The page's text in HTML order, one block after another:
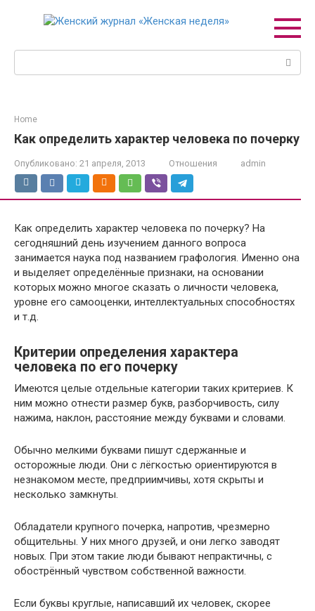
Поиск:
Home
Как определить характер человека по почерку
Опубликовано: 21 апреля, 2013 Отношения admin
Как определить характер человека по почерку? На
сегодняшний день изучением данного вопроса
занимается наука под названием графология. Именно она
и выделяет определённые признаки, на основании
которых можно многое сказать о личности человека,
уровне его самооценки, интеллектуальных способностях
и т.д.
Критерии определения характера
человека по его почерку
Имеются целые отдельные категории таких критериев. К
ним можно отнести размер букв, разборчивость, силу
нажима, наклон, расстояние между буквами и словами.
Обычно мелкими буквами пишут сдержанные и
осторожные люди. Они с лёгкостью ориентируются в
незнакомом месте, предприимчивы, хотя скрыты и
несколько замкнуты.
Обладатели крупного почерка, напротив, чрезмерно
общительны. У них много друзей, и они легко заводят
новых. При этом такие люди бывают непрактичны, с
обострённый чувством собственной важности.
Если буквы круглые, написавший их человек, скорее